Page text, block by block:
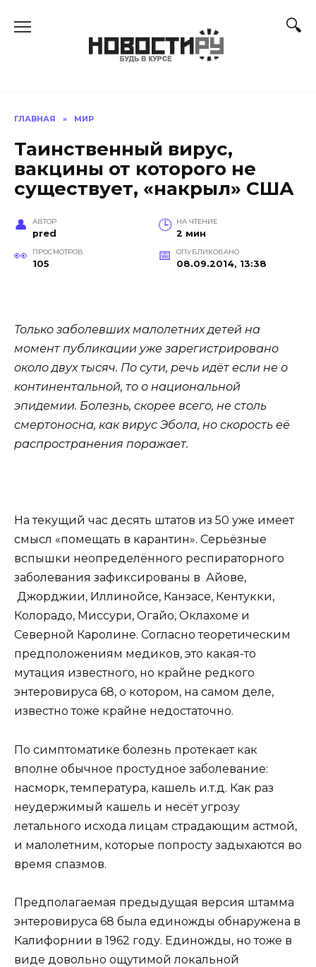
ГЛАВНАЯ » МИР
Таинственный вирус,
вакцины от которого не
существует, «накрыл» США
АВТОР
pred
НА ЧТЕНИЕ
2 мин
ПРОСМОТРОВ
105
ОПУБЛИКОВАНО
08.09.2014, 13:38
Только заболевших малолетних детей на
момент публикации уже зарегистрировано
около двух тысяч. По сути, речь идёт если не о
континентальной, то о национальной
эпидемии. Болезнь, скорее всего, не столь
смертоносна, как вирус Эбола, но скорость её
распространения поражает.
На текущий час десять штатов из 50 уже имеет
смысл «помещать в карантин». Серьёзные
вспышки неопределённого респираторного
заболевания зафиксированы в Айове,
Джорджии, Иллинойсе, Канзасе, Кентукки,
Колорадо, Миссури, Огайо, Оклахоме и
Северной Каролине. Согласно теоретическим
предположениям медиков, это какая-то
мутация известного, но крайне редкого
энтеровируса 68, о котором, на самом деле,
известно тоже крайне недостаточно.
По симптоматике болезнь протекает как
вполне обычное простудное заболевание:
насморк, температура, кашель и.т.д. Как раз
неудержимый кашель и несёт угрозу
летального исхода лицам страдающим астмой,
и малолетним, которые попросту задыхаются во
время спазмов.
Предполагаемая предыдущая версия штамма
энтеровируса 68 была единожды обнаружена в
Калифорнии в 1962 году. Единожды, но тоже в
виде довольно ощутимой локальной